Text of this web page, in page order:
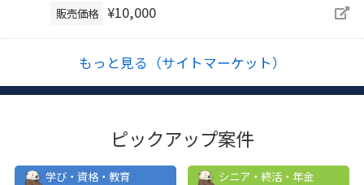
販売価格 ¥10,000
もっと見る（サイトマーケット）
ピックアップ案件
学び・資格・教育
シニア・終活・年金